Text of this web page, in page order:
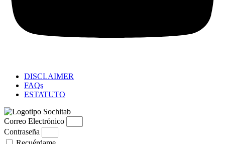
DISCLAIMER
FAQs
ESTATUTO
Correo Electrónico
Contraseña